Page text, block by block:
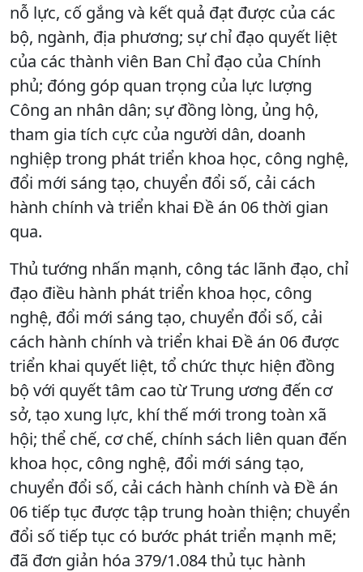
nỗ lực, cố gắng và kết quả đạt được của các
bộ, ngành, địa phương; sự chỉ đạo quyết liệt
của các thành viên Ban Chỉ đạo của Chính
phủ; đóng góp quan trọng của lực lượng
Công an nhân dân; sự đồng lòng, ủng hộ,
tham gia tích cực của người dân, doanh
nghiệp trong phát triển khoa học, công nghệ,
đổi mới sáng tạo, chuyển đổi số, cải cách
hành chính và triển khai Đề án 06 thời gian
qua.
Thủ tướng nhấn mạnh, công tác lãnh đạo, chỉ
đạo điều hành phát triển khoa học, công
nghệ, đổi mới sáng tạo, chuyển đổi số, cải
cách hành chính và triển khai Đề án 06 được
triển khai quyết liệt, tổ chức thực hiện đồng
bộ với quyết tâm cao từ Trung ương đến cơ
sở, tạo xung lực, khí thế mới trong toàn xã
hội; thể chế, cơ chế, chính sách liên quan đến
khoa học, công nghệ, đổi mới sáng tạo,
chuyển đổi số, cải cách hành chính và Đề án
06 tiếp tục được tập trung hoàn thiện; chuyển
đổi số tiếp tục có bước phát triển mạnh mẽ;
đã đơn giản hóa 379/1.084 thủ tục hành